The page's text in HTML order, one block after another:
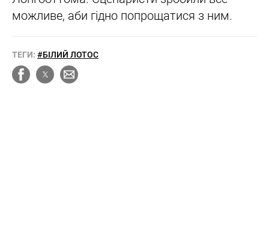
можливе, аби гідно попрощатися з ним.
ТЕГИ: #БІЛИЙ ЛОТОС